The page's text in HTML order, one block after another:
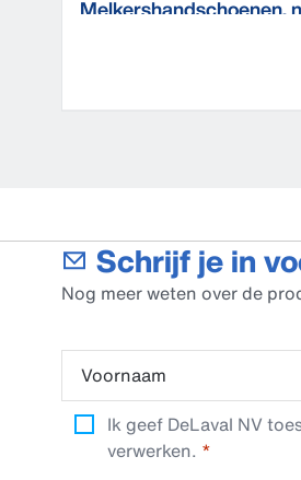
Melkershandschoenen,
Schrijf je in
Nog meer weten over de
Voornaam
Ik geef DeLaval NV
verwerken.